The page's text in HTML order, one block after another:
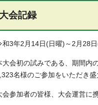
大会記録
和3年2月14日(日曜)～2月28
大会初の試みである、期間内
名様のご参加をいただき
会参加者の皆様、大会運営に